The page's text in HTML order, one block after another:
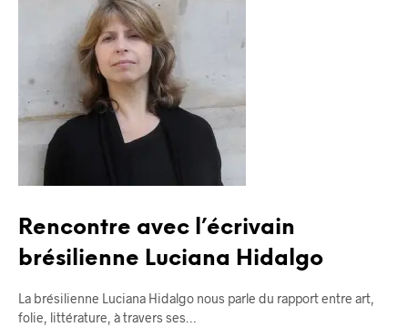
Rencontre avec l’écrivain
brésilienne Luciana Hidalgo
La brésilienne Luciana Hidalgo nous parle du rapport entre art,
folie, littérature, à travers ses…